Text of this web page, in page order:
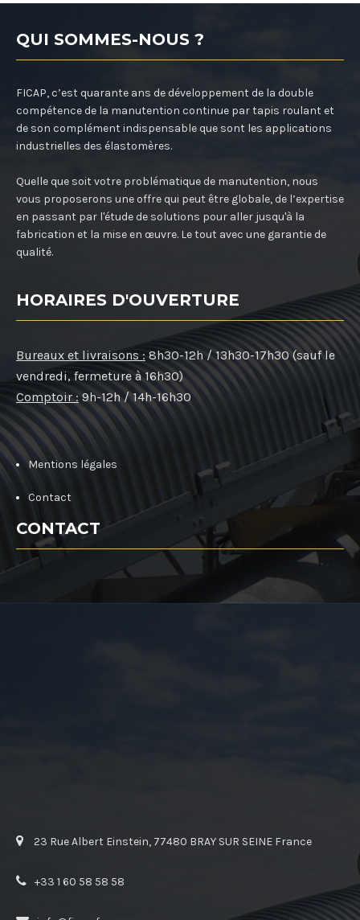
QUI SOMMES-NOUS ?
FICAP, c’est quarante ans de développement de la double
compétence de la manutention continue par tapis roulant et
de son complément indispensable que sont les applications
industrielles des élastomères.
Quelle que soit votre problématique de manutention, nous
vous proposerons une offre qui peut être globale, de l’expertise
en passant par l'étude de solutions pour aller jusqu'à la
fabrication et la mise en œuvre. Le tout avec une garantie de
qualité.
HORAIRES D'OUVERTURE
Bureaux et livraisons : 8h30-12h / 13h30-17h30 (sauf le
vendredi, fermeture à 16h30)
Comptoir : 9h-12h / 14h-16h30
Mentions légales
Contact
CONTACT
23 Rue Albert Einstein, 77480 BRAY SUR SEINE France
+33 1 60 58 58 58